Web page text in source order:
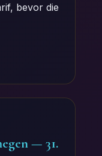
bevor die
— 31.